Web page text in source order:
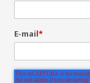
E-mail*